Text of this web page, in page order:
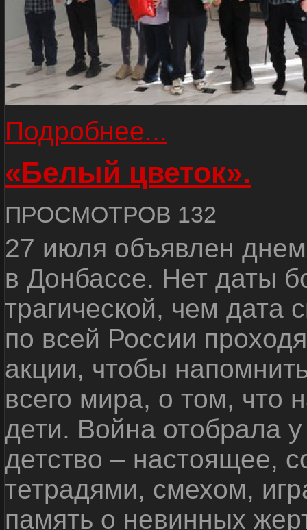
Подробнее...
«Белый цветок».
ПРОСМОТРОВ 132
27 июля объявлен
в Донбассе. Нет даты
трагической, чем дата
по всей России
акции, чтобы
всего мира, о том, что
дети. Война отобрала
детство – настоящее,
тетрадями, смехом,
память о невинных